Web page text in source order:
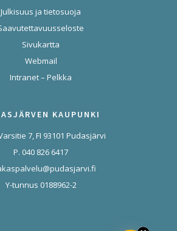
Julkisuus ja tietosuoja
Sivukartta
Webmail
Intranet – Pelkka
KAUPUNKI
7, FI 93101 Pudasjärvi
P. 040 826 6417
Y-tunnus 0188962-2